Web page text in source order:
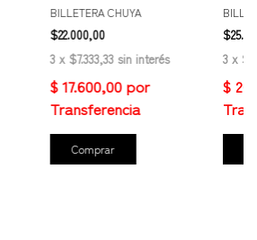
BILLETERA CHUYA
$22.000,00
3 x $7.333,33 sin interés
Comprar
3 x